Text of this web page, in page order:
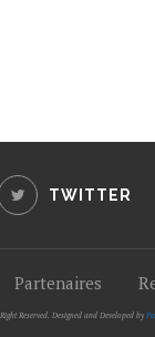
TWITTER
Partenaires
Reserved. Designed and Developed by